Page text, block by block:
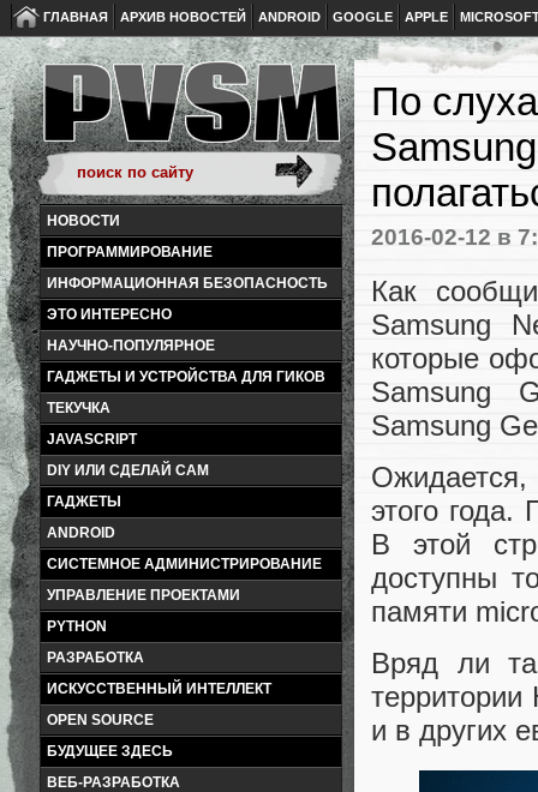
ГЛАВНАЯ АРХИВ НОВОСТЕЙ ANDROID GOOGLE APPLE
НОВОСТИ
ПРОГРАММИРОВАНИЕ
ИНФОРМАЦИОННАЯ БЕЗОПАСНОСТЬ
ЭТО ИНТЕРЕСНО
НАУЧНО-ПОПУЛЯРНОЕ
ГАДЖЕТЫ И УСТРОЙСТВА ДЛЯ ГИКОВ
ТЕКУЧКА
JAVASCRIPT
DIY ИЛИ СДЕЛАЙ САМ
ГАДЖЕТЫ
ANDROID
СИСТЕМНОЕ АДМИНИСТРИРОВАНИЕ
УПРАВЛЕНИЕ ПРОЕКТАМИ
PYTHON
РАЗРАБОТКА
ИСКУССТВЕННЫЙ ИНТЕЛЛЕКТ
OPEN SOURCE
БУДУЩЕЕ ЗДЕСЬ
ВЕБ-РАЗРАБОТКА
По
2016-02-12 в
Как
Samsung
которые
Samsung
Samsung
этого
В этой
доступны
памяти
Вряд ли
и в других